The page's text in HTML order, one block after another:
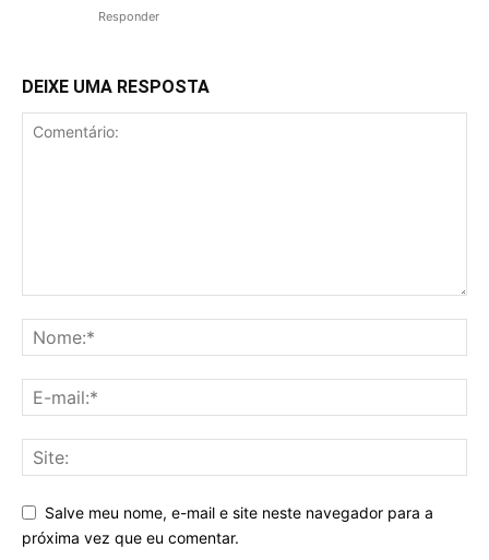
Responder
DEIXE UMA RESPOSTA
Salve meu nome, e-mail e site neste navegador para a
próxima vez que eu comentar.